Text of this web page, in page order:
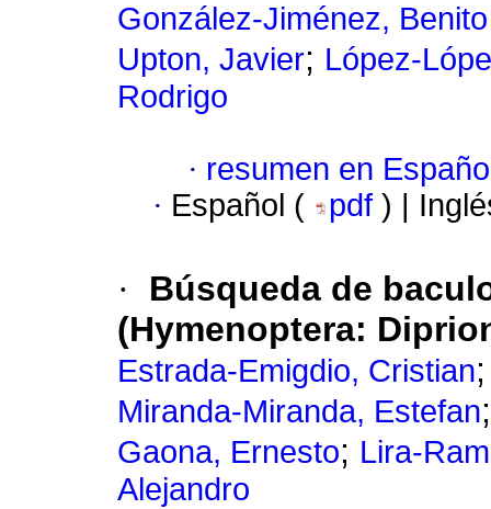
González-Jiménez, Benito
Upton, Javier; López-
Rodrigo
· resumen en
· Español ( pdf ) |
·
Búsqueda de
(Hymenoptera:
Estrada-Emigdio, Cristian
Miranda‑Miranda, Estefan
Gaona, Ernesto; Lira-
Alejandro